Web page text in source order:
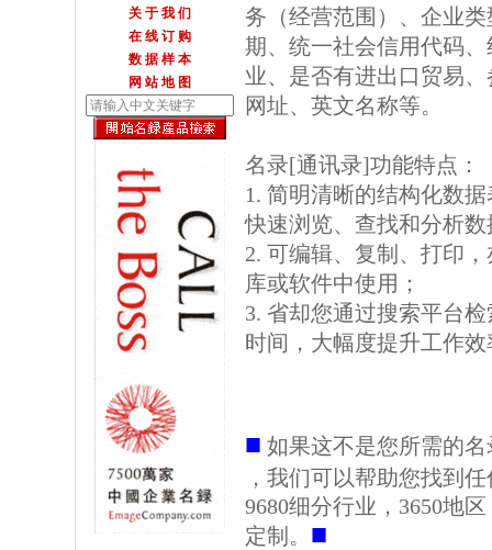
关 于 我 们
在 线 订 购
数 据 样 本
网 站 地 图
务（经营范围）、企业
期、统一社会信用代码
业、是否有进出口贸易
网址、英文名称等。
名录[通讯录]功能特点：
1. 简明清晰的结构化数
快速浏览、查找和分析数
2. 可编辑、复制、打印
库或软件中使用；
3. 省却您通过搜索平台
时间，大幅度提升工作效
■ 如果这不是您所需的
，我们可以帮助您找到
9680细分行业，3650地
定制。 ■